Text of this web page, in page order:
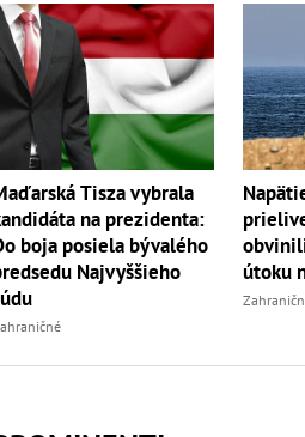
Tisza vybrala
na prezidenta:
boja posiela bývalého
Najvyššieho
útoku